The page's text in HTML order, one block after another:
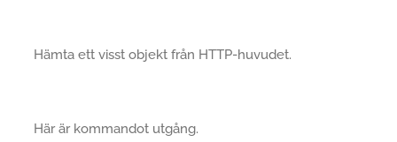
Hämta ett visst objekt från HTTP-huvudet.
Här är kommandot utgång.